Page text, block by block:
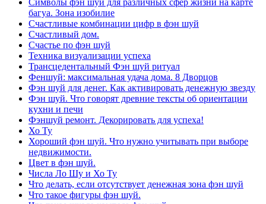
Символы фэн шуй для различных сфер жизни на карте
багуа. Зона изобилие
Счастливые комбинации цифр в фэн шуй
Счастливый дом.
Счастье по фэн шуй
Техника визуализации успеха
Трансцедентальный Фэн шуй ритуал
Феншуй: максимальная удача дома. 8 Дворцов
Фэн шуй для денег. Как активировать денежную звезду
Фэн шуй. Что говорят древние тексты об ориентации
кухни и печи
Фэншуй ремонт. Декорировать для успеха!
Хо Ту
Хороший фэн шуй. Что нужно учитывать при выборе
недвижимости.
Цвет в фэн шуй.
Числа Ло Шу и Хо Ту
Что делать, если отсутствует денежная зона фэн шуй
Что такое фигуры фэн шуй.